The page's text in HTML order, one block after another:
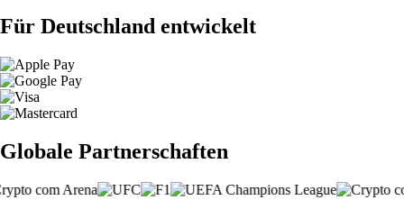
Für Deutschland entwickelt
Globale Partnerschaften